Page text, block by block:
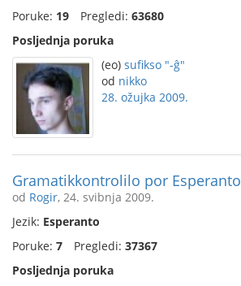
Poruke: 19 Pregledi: 63680
Posljednja poruka
(eo) sufikso "-ĝ"
od nikko
28. ožujka 2009.
Gramatikkontrolilo por Esperanto
od Rogir, 24. svibnja 2009.
Jezik: Esperanto
Poruke: 7 Pregledi: 37367
Posljednja poruka